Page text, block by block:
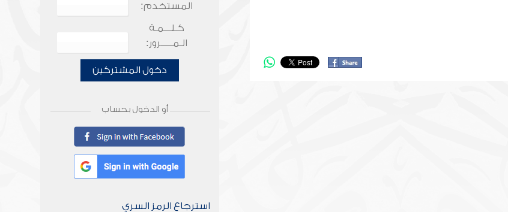
المستخدم:
كـلـــمـة
الـمـــــرور:
دخول المشتركين
أو الدخول بحساب
استرجاع الرمز السري